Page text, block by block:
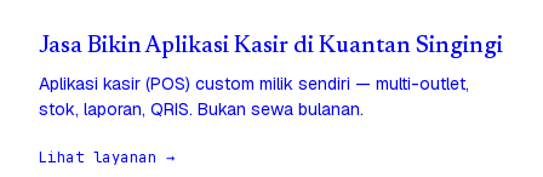
Jasa Bikin Aplikasi Kasir di Kuantan Singingi
Aplikasi kasir (POS) custom milik sendiri — multi-outlet,
stok, laporan, QRIS. Bukan sewa bulanan.
Lihat layanan →